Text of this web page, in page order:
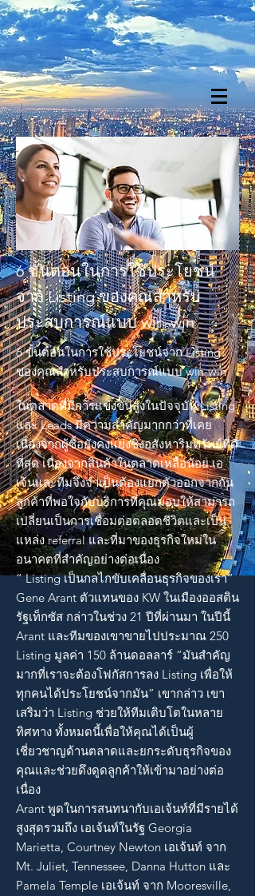
6 ขั้นตอนในการใช้ประโยชน์
จาก Listing ของคุณสำหรับ
ประสบการณ์แบบ win-win
6 ขั้นตอนในการใช้ประโยชน์จาก Listing
ของคุณสำหรับประสบการณ์แบบ win-win
ในตลาดที่มีการแข่งขันสูงในปัจจุบัน Listing
และ Leads มีความสำคัญมากกว่าที่เคย
เนื่องจากผู้ซื้อยังคงแย่งชิงอสังหาริมทรัพย์ที่ดี
ที่สุด เนื่องจากสินค้าในตลาดเหลือน้อย เอ
เจ้นและทีมจึงจำเป็นต้องแยกตัวออกจากกัน
ลูกค้าที่พอใจกับบริการที่คุณมอบให้สามารถ
เปลี่ยนเป็นการเชื่อมต่อตลอดชีวิตและเป็น
แหล่ง referral และที่มาของธุรกิจใหม่ใน
อนาคตที่สำคัญอย่างต่อเนื่อง
“ Listing เป็นกลไกขับเคลื่อนธุรกิจของเรา”
Gene Arant ตัวแทนของ KW ในเมืองออสติน
รัฐเท็กซัส กล่าวในช่วง 21 ปีที่ผ่านมา ในปีนี้
Arant และทีมของเขาขายไปประมาณ 250
Listing มูลค่า 150 ล้านดอลลาร์ “มันสำคัญ
มากที่เราจะต้องโฟกัสการลง Listing เพื่อให้
ทุกคนได้ประโยชน์จากมัน” เขากล่าว เขา
เสริมว่า Listing ช่วยให้ทีมเติบโตในหลาย
ทิศทาง ทั้งหมดนี้เพื่อให้คุณได้เป็นผู้
เชี่ยวชาญด้านตลาดและยกระดับธุรกิจของ
คุณและช่วยดึงดูดลูกค้าให้เข้ามาอย่างต่อ
เนื่อง
Arant พูดในการสนทนากับเอเจ้นท์ที่มีรายได้
สูงสุดรวมถึง เอเจ้นท์ในรัฐ Georgia
Marietta, Courtney Newton เอเจ้นท์ จาก
Mt. Juliet, Tennessee, Danna Hutton และ
Pamela Temple เอเจ้นท์ จาก Mooresville,